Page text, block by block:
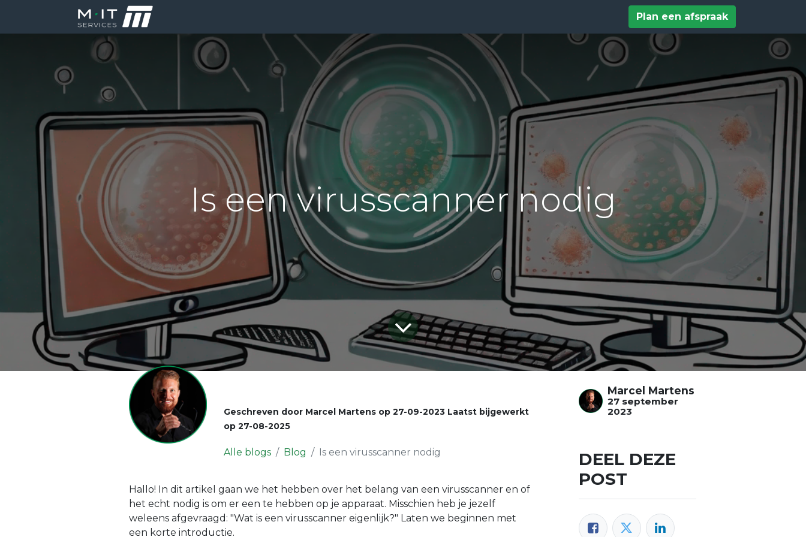
Plan een afspraak
Is een virusscanner nodig
Geschreven door Marcel Martens op 27-09-2023 Laatst bijgewerkt
op 27-08-2025
Alle blogs Blog Is een virusscanner nodig
Hallo! In dit artikel gaan we het hebben over het belang van een virusscanner en of
het echt nodig is om er een te hebben op je apparaat. Misschien heb je jezelf
weleens afgevraagd: "Wat is een virusscanner eigenlijk?" Laten we beginnen met
een korte introductie.
Marcel Martens
27 september
2023
DEEL DEZE
POST